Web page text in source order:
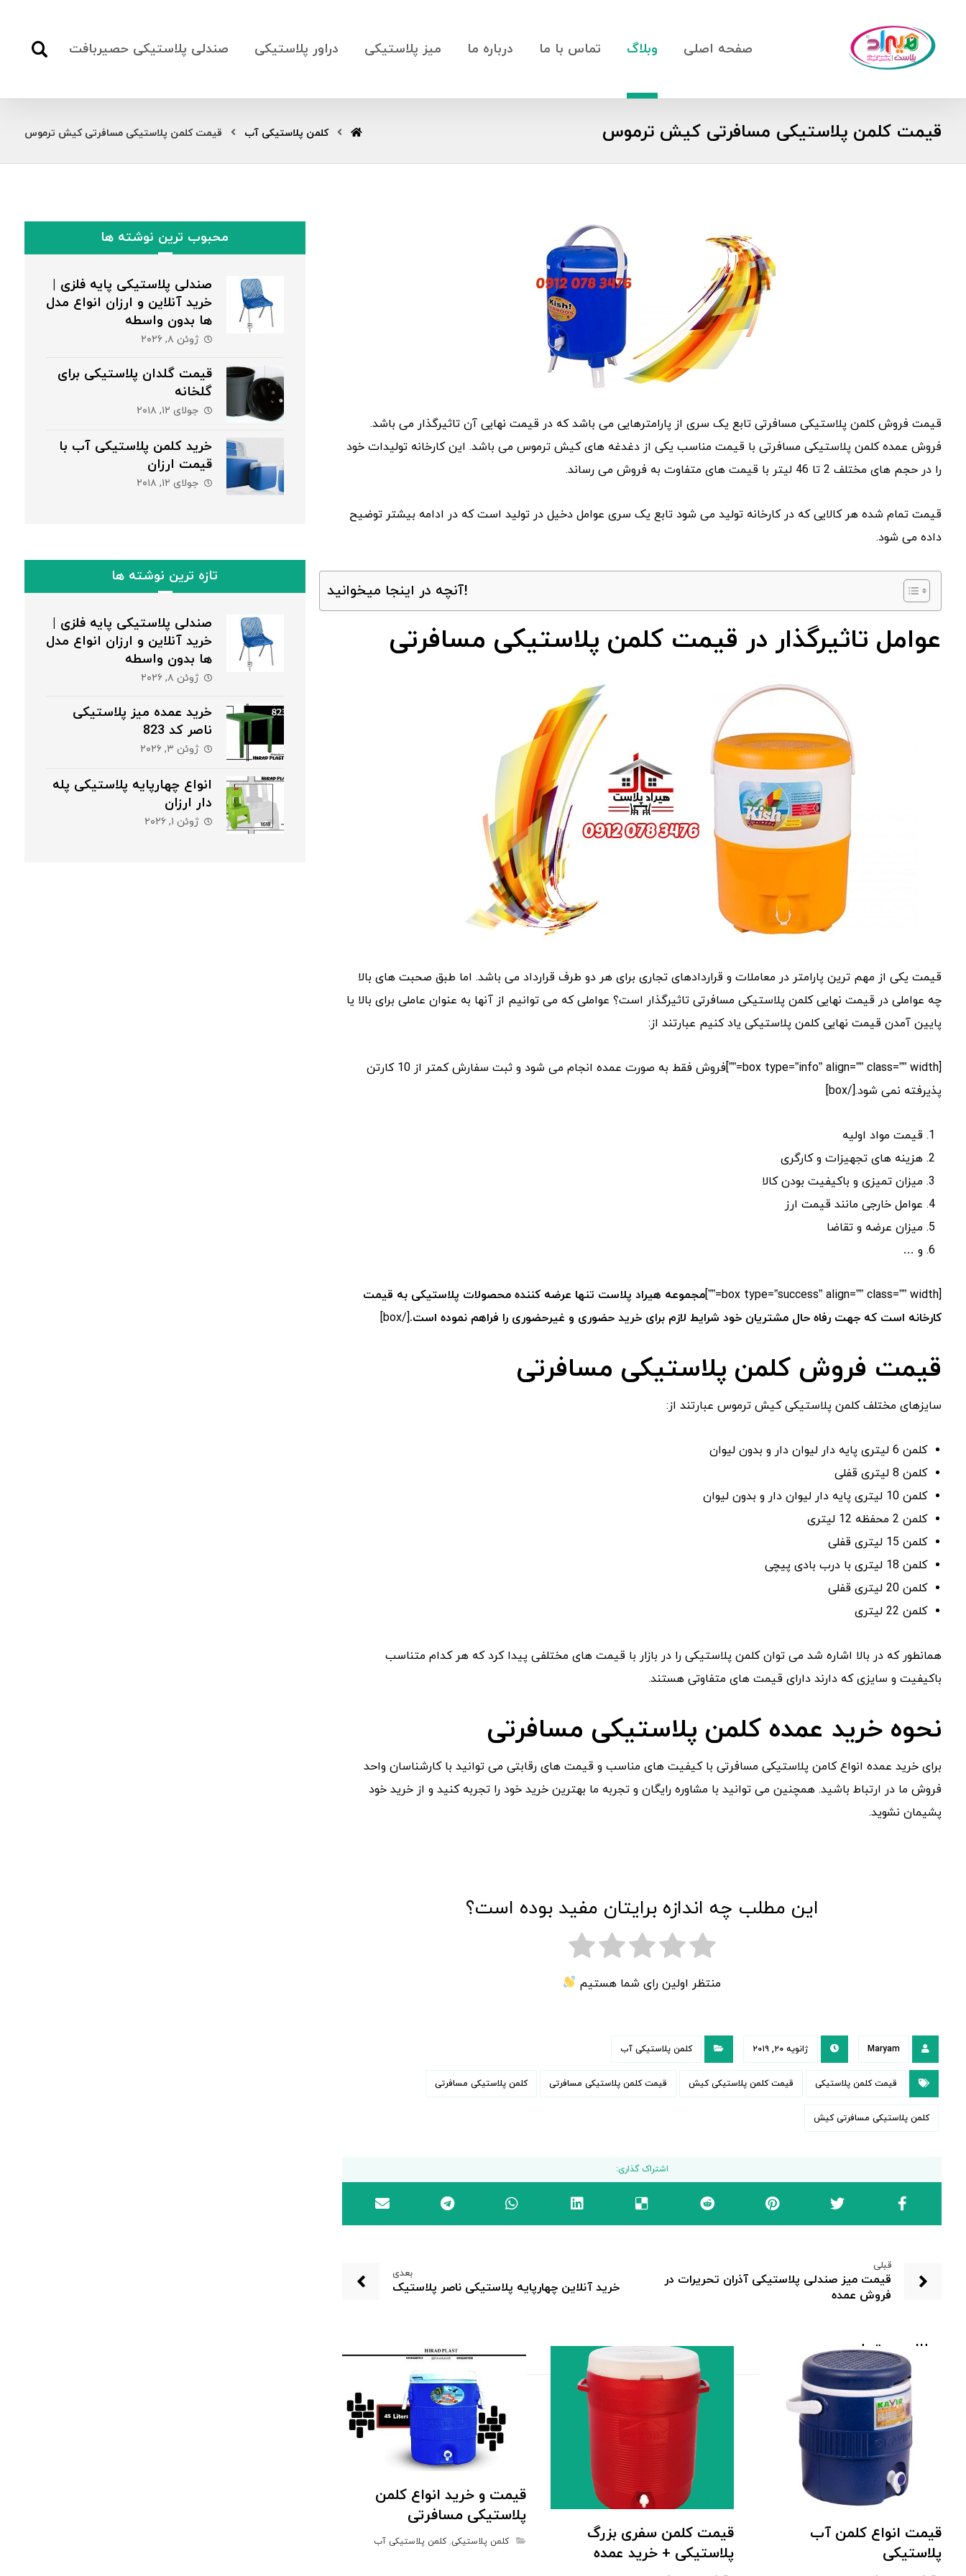
صفحه اصلی وبلاگ تماس با ما درباره ما میز پلاستیکی دراور پلاستیکی صندلی پلاستیکی حصیربافت
قیمت کلمن پلاستیکی مسافرتی کیش ترموس کلمن پلاستیکی آب قیمت کلمن پلاستیکی مسافرتی کیش ترموس
قیمت فروش کلمن پلاستیکی مسافرتی تابع یک سری از پارامترهایی می باشد که در قیمت نهایی آن تاثیرگذار می باشد.
فروش عمده کلمن پلاستیکی مسافرتی با قیمت مناسب یکی از دغدغه های کیش ترموس می باشد. این کارخانه تولیدات خود
را در حجم های مختلف 2 تا 46 لیتر با قیمت های متفاوت به فروش می رساند.
قیمت تمام شده هر کالایی که در کارخانه تولید می شود تابع یک سری عوامل دخیل در تولید است که در ادامه بیشتر توضیح
داده می شود.
آنچه در اینجا میخوانید!
عوامل تاثیرگذار در قیمت کلمن پلاستیکی مسافرتی
قیمت یکی از مهم ترین پارامتر در معاملات و قراردادهای تجاری برای هر دو طرف قرارداد می باشد. اما طبق صحبت های بالا
چه عواملی در قیمت نهایی کلمن پلاستیکی مسافرتی تاثیرگذار است؟ عواملی که می توانیم از آنها به عنوان عاملی برای بالا یا
پایین آمدن قیمت نهایی کلمن پلاستیکی یاد کنیم عبارتند از:
[box type=”info” align=”” class=”” width=””]فروش فقط به صورت عمده انجام می شود و ثبت سفارش کمتر از 10 کارتن
پذیرفته نمی شود.[/box]
قیمت مواد اولیه
هزینه های تجهیزات و کارگری
میزان تمیزی و باکیفیت بودن کالا
عوامل خارجی مانند قیمت ارز
میزان عرضه و تقاضا
و …
[box type=”success” align=”” class=”” width=””]
مجموعه هیراد پلاست تنها عرضه کننده محصولات پلاستیکی به قیمت
کارخانه است که جهت رفاه حال مشتریان خود شرایط لازم برای خرید حضوری و غیرحضوری را فراهم نموده است.[/box]
قیمت فروش کلمن پلاستیکی مسافرتی
سایزهای مختلف کلمن پلاستیکی کیش ترموس عبارتند از:
کلمن 6 لیتری پایه دار لیوان دار و بدون لیوان
کلمن 8 لیتری قفلی
کلمن 10 لیتری پایه دار لیوان دار و بدون لیوان
کلمن 2 محفظه 12 لیتری
کلمن 15 لیتری قفلی
کلمن 18 لیتری با درب بادی پیچی
کلمن 20 لیتری قفلی
کلمن 22 لیتری
همانطور که در بالا اشاره شد می توان کلمن پلاستیکی را در بازار با قیمت های مختلفی پیدا کرد که هر کدام متناسب
باکیفیت و سایزی که دارند دارای قیمت های متفاوتی هستند.
نحوه خرید عمده کلمن پلاستیکی مسافرتی
برای خرید عمده انواع کامن پلاستیکی مسافرتی با کیفیت های مناسب و قیمت های رقابتی می توانید با کارشناسان واحد
فروش ما در ارتباط باشید. همچنین می توانید با مشاوره رایگان و تجربه ما بهترین خرید خود را تجربه کنید و از خرید خود
پشیمان نشوید.
این مطلب چه اندازه برایتان مفید بوده است؟
منتظر اولین رای شما هستیم
Maryam ژانویه ۲۰, ۲۰۱۹ کلمن پلاستیکی آب
قیمت کلمن پلاستیکی قیمت کلمن پلاستیکی کیش قیمت کلمن پلاستیکی مسافرتی کلمن پلاستیکی مسافرتی
کلمن پلاستیکی مسافرتی کیش
قبلی
قیمت میز صندلی پلاستیکی آذران تحریرات در
فروش عمده
بعدی
خرید آنلاین چهارپایه پلاستیکی ناصر پلاستیک
مطالب مرتبط ...
قیمت انواع کلمن آب
پلاستیکی
قیمت کلمن سفری بزرگ
پلاستیکی + خرید عمده
قیمت و خرید انواع کلمن
پلاستیکی مسافرتی
کلمن پلاستیکی,کلمن پلاستیکی آب
محبوب ترین نوشته ها
صندلی پلاستیکی پایه فلزی |
خرید آنلاین و ارزان انواع مدل
ها بدون واسطه
ژوئن ۸, ۲۰۲۶
قیمت گلدان پلاستیکی برای
گلخانه
جولای ۱۲, ۲۰۱۸
خرید کلمن پلاستیکی آب با
قیمت ارزان
جولای ۱۲, ۲۰۱۸
تازه ترین نوشته ها
صندلی پلاستیکی پایه فلزی |
خرید آنلاین و ارزان انواع مدل
ها بدون واسطه
ژوئن ۸, ۲۰۲۶
خرید عمده میز پلاستیکی
ناصر کد 823
ژوئن ۳, ۲۰۲۶
انواع چهارپایه پلاستیکی پله
دار ارزان
ژوئن ۱, ۲۰۲۶